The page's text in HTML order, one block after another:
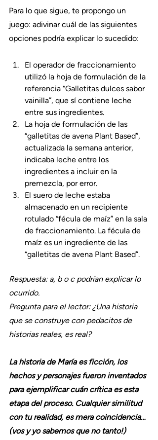
Para lo que sigue, te propongo un
juego: adivinar cuál de las siguientes
opciones podría explicar lo sucedido:
El operador de fraccionamiento
utilizó la hoja de formulación de la
referencia “Galletitas dulces sabor
vainilla”, que sí contiene leche
entre sus ingredientes.
La hoja de formulación de las
“galletitas de avena Plant Based”,
actualizada la semana anterior,
indicaba leche entre los
ingredientes a incluir en la
premezcla, por error.
El suero de leche estaba
almacenado en un recipiente
rotulado “fécula de maíz” en la sala
de fraccionamiento. La fécula de
maíz es un ingrediente de las
“galletitas de avena Plant Based”.
Respuesta: a, b o c podrían explicar lo
ocurrido.
Pregunta para el lector: ¿Una historia
que se construye con pedacitos de
historias reales, es real?
La historia de María es ficción, los
hechos y personajes fueron inventados
para ejemplificar cuán crítica es esta
etapa del proceso. Cualquier similitud
con tu realidad, es mera coincidencia…
(vos y yo sabemos que no tanto!)